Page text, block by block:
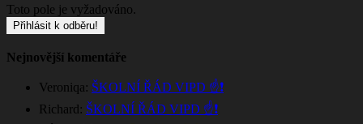
Toto pole je vyžadováno.
Nejnovější komentáře
Veroniqa: ŠKOLNÍ ŘÁD VIPD ☝️❗
Richard: ŠKOLNÍ ŘÁD VIPD ☝️❗